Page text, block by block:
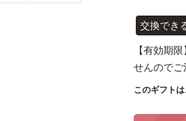
交換でき
【有効期
せんのでご
このギフト